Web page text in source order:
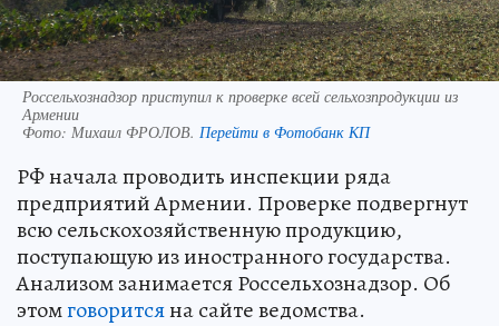
Россельхознадзор приступил к проверке всей сельхозпродукции из
Армении
Фото: Михаил ФРОЛОВ. Перейти в Фотобанк КП
РФ начала проводить инспекции ряда
предприятий Армении. Проверке подвергнут
всю сельскохозяйственную продукцию,
поступающую из иностранного государства.
Анализом занимается Россельхознадзор. Об
этомговоритсяна сайте ведомства.